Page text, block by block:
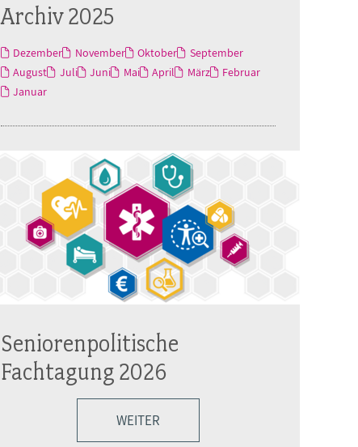
Archiv 2025
Dezember November Oktober
September
August
Juli Juni Mai April März
Februar
Januar
Seniorenpolitische
Fachtagung 2026
WEITER